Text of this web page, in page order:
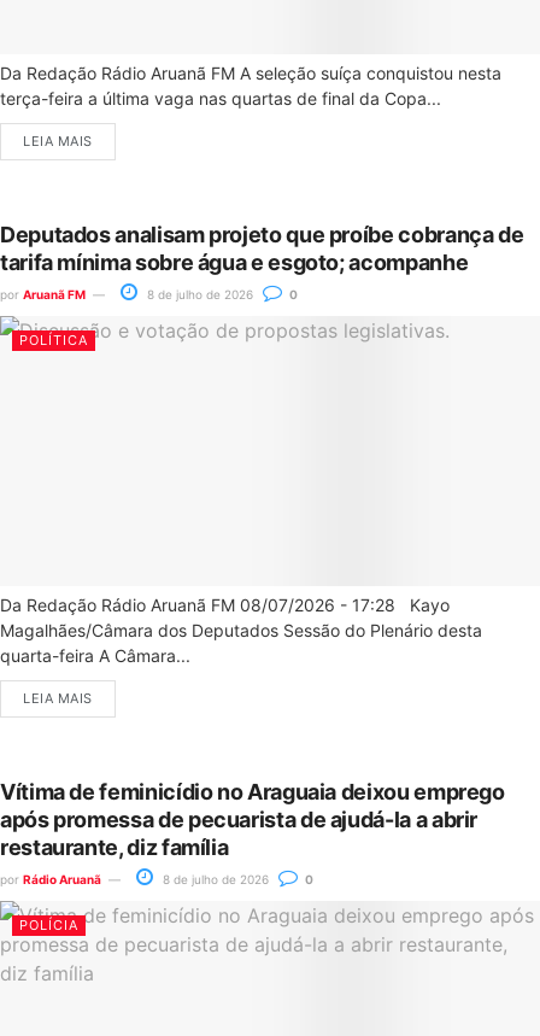
Da Redação Rádio Aruanã FM A seleção suíça conquistou nesta
terça-feira a última vaga nas quartas de final da Copa...
LEIA MAIS
Deputados analisam projeto que proíbe cobrança de
tarifa mínima sobre água e esgoto; acompanhe
por Aruanã FM 8 de julho de 2026 0
POLÍTICA
Da Redação Rádio Aruanã FM 08/07/2026 - 17:28 Kayo
Magalhães/Câmara dos Deputados Sessão do Plenário desta
quarta-feira A Câmara...
LEIA MAIS
Vítima de feminicídio no Araguaia deixou emprego
após promessa de pecuarista de ajudá-la a abrir
restaurante, diz família
por Rádio Aruanã 8 de julho de 2026 0
POLÍCIA